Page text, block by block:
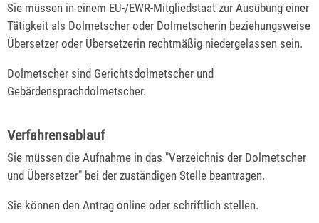
Sie müssen in einem EU-/EWR-Mitgliedstaat zur Ausübung einer
Tätigkeit als Dolmetscher oder Dolmetscherin beziehungsweise
Übersetzer oder Übersetzerin rechtmäßig niedergelassen sein.
Dolmetscher sind Gerichtsdolmetscher und
Gebärdensprachdolmetscher.
Verfahrensablauf
Sie müssen die Aufnahme in das "Verzeichnis der Dolmetscher
und Übersetzer" bei der zuständigen Stelle beantragen.
Sie können den Antrag online oder schriftlich stellen.